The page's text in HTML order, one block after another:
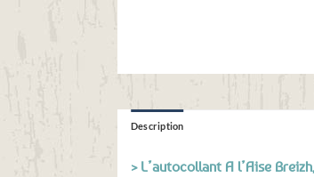
Description
> L’autocollant A l’Aise